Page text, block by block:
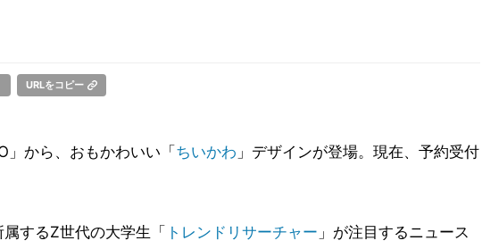
URLをコピー
から、おもかわいい「 ちいかわ 」デザインが登場。現在、予約受付
するZ世代の大学生「 トレンドリサーチャー 」が注目するニュース